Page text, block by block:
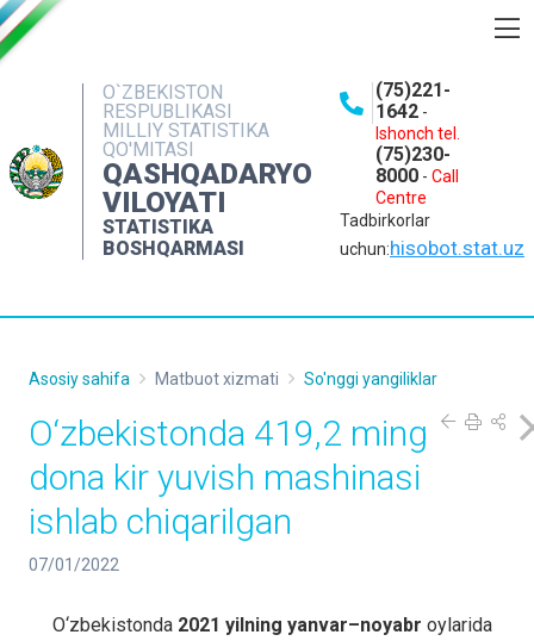
O`ZBEKISTON
RESPUBLIKASI
MILLIY STATISTIKA
QO'MITASI
QASHQADARYO
VILOYATI
STATISTIKA
BOSHQARMASI
(75)221-
1642 -
Ishonch tel.
(75)230-
8000 - Call
Centre
Tadbirkorlar
uchun:hisobot.stat.uz
OCHIQ MA'LUMOTLAR
NASHRLAR
INTERAKTIV XIZMATLAR
MATBUOT XIZMATI
KONTAKTLAR
Asosiy sahifa Matbuot xizmati So'nggi yangiliklar
O‘zbekistonda 419,2 ming
dona kir yuvish mashinasi
ishlab chiqarilgan
07/01/2022
O‘zbekistonda 2021 yilning yanvar–noyabr oylarida